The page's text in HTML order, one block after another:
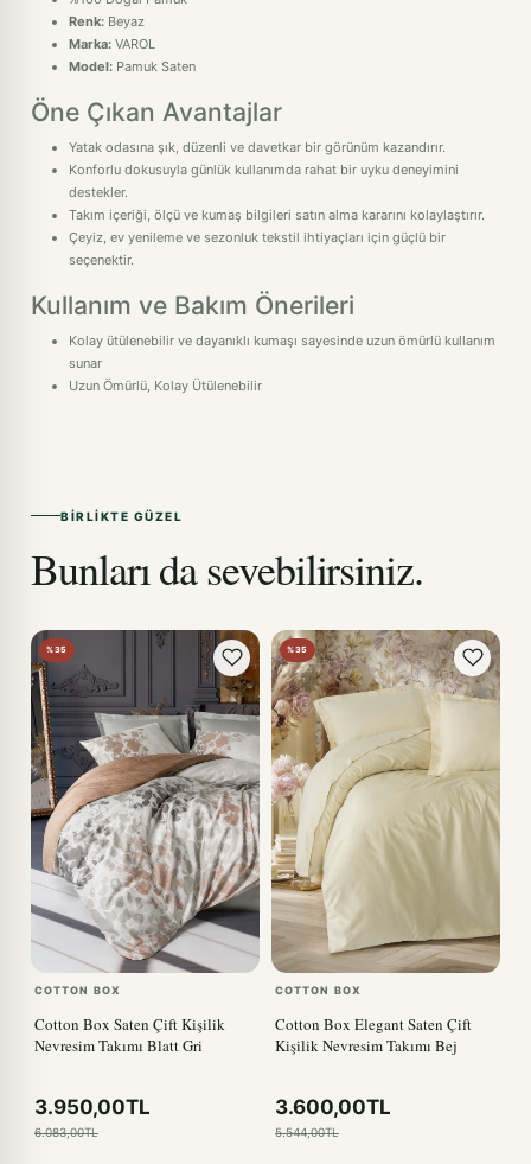
Renk: Beyaz
Marka: VAROL
Model: Pamuk Saten
Öne Çıkan Avantajlar
Yatak odasına şık, düzenli ve davetkar bir görünüm kazandırır.
Konforlu dokusuyla günlük kullanımda rahat bir uyku deneyimini
destekler.
Takım içeriği, ölçü ve kumaş bilgileri satın alma kararını kolaylaştırır.
Çeyiz, ev yenileme ve sezonluk tekstil ihtiyaçları için güçlü bir
seçenektir.
Kullanım ve Bakım Önerileri
Kolay ütülenebilir ve dayanıklı kumaşı sayesinde uzun ömürlü kullanım
sunar
Uzun Ömürlü, Kolay Ütülenebilir
BIRLIKTE GÜZEL
Bunları da sevebilirsiniz.
%35
COTTON BOX
Cotton Box Saten Çift Kişilik
Nevresim Takımı Blatt Gri
3.950,00TL
6.083,00TL
%35
COTTON BOX
Cotton Box Elegant Saten Çift
Kişilik Nevresim Takımı Bej
3.600,00TL
5.544,00TL